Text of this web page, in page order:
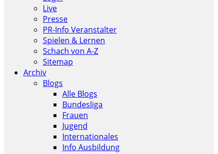
Live
Presse
PR-Info Veranstalter
Spielen & Lernen
Schach von A-Z
Sitemap
Archiv
Blogs
Alle Blogs
Bundesliga
Frauen
Jugend
Internationales
Info Ausbildung